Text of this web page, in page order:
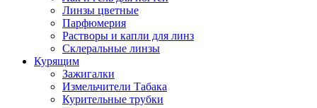
Линзы цветные
Парфюмерия
Растворы и капли для линз
Склеральные линзы
Курящим
Зажигалки
Измельчители Табака
Курительные трубки